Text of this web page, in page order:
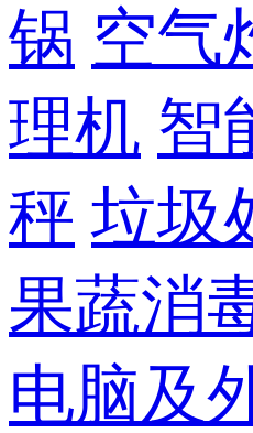
锅 空气
理机 智
秤 垃圾
果蔬消
电脑及